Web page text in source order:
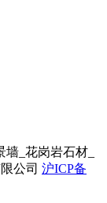
墙_花岗岩石材_
公司 沪ICP备